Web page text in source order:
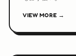
VIEW MORE →